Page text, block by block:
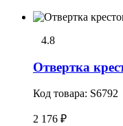
4.8
Отвеpтка
Код товара: S6792
2 176 ₽